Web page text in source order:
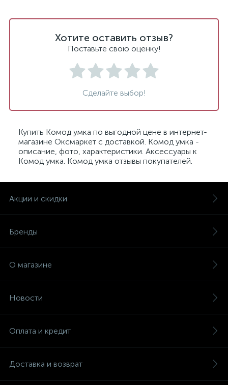
Хотите оставить отзыв?
Поставьте свою оценку!
Сделайте выбор!
Купить Комод умка по выгодной цене в интернет-
магазине Оксмаркет с доставкой. Комод умка -
описание, фото, характеристики. Аксессуары к
Комод умка. Комод умка отзывы покупателей.
Акции и скидки
Бренды
О магазине
Новости
Оплата и кредит
Доставка и возврат